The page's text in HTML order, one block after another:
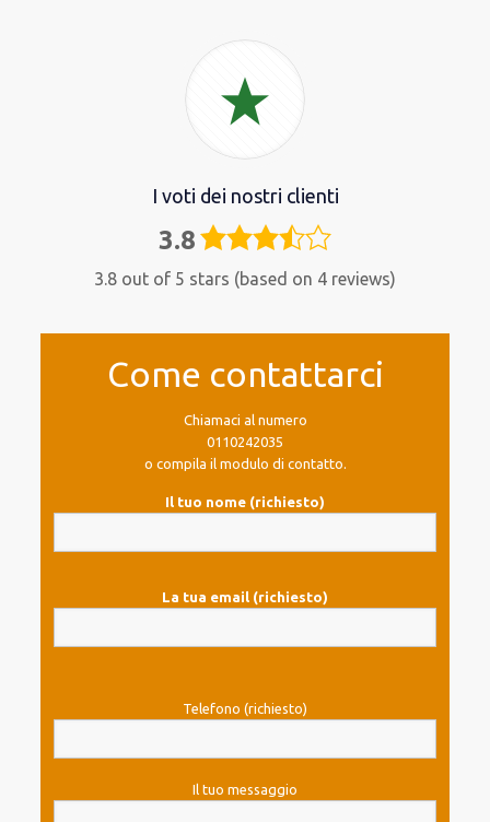
I voti dei nostri clienti
3.8 3,8
3.8 out of 5 stars (based on 4 reviews)
Come contattarci
Chiamaci al numero
0110242035
o compila il modulo di contatto.
Il tuo nome (richiesto)
La tua email (richiesto)
Telefono (richiesto)
Il tuo messaggio